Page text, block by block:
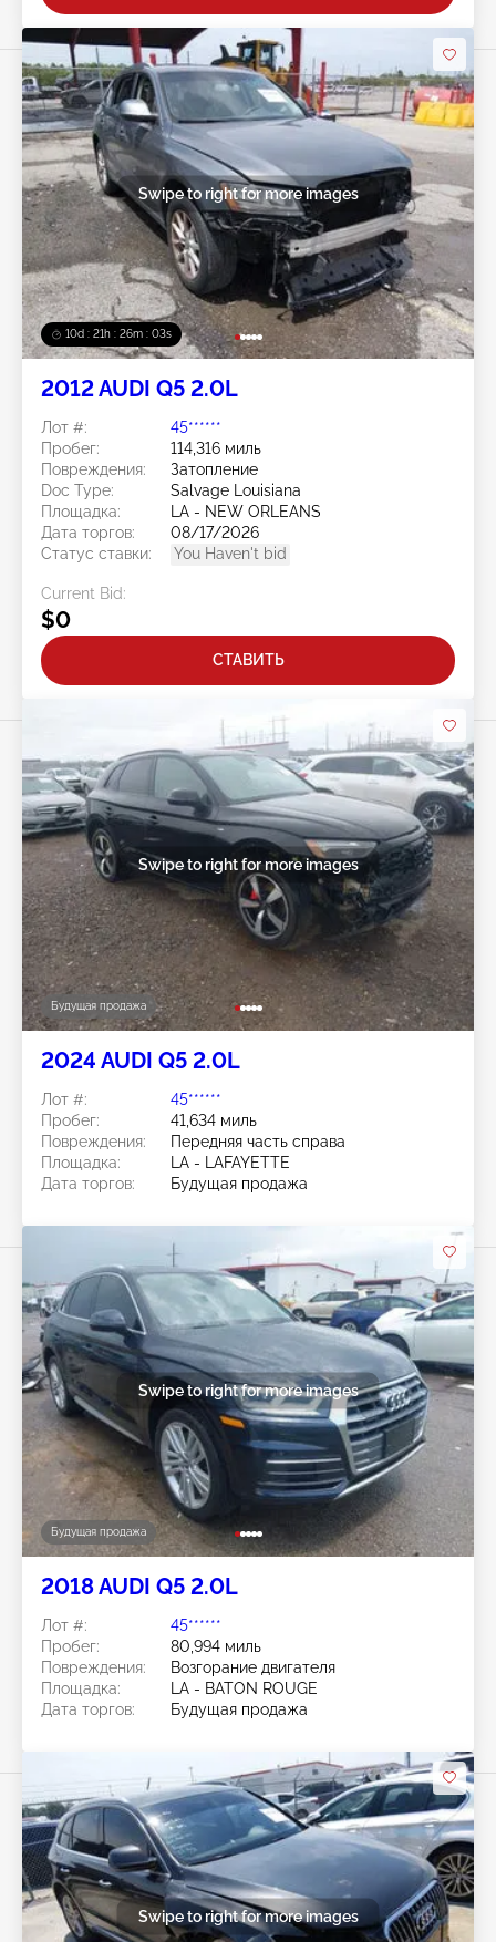
10d : 21h : 26m : 01s
Swipe to right for more images
2012 AUDI Q5 2.0L
Лот #:
45******
Пробег:
114,316 миль
Повреждения:
Затопление
Doc Type:
Salvage Louisiana
Площадка:
LA - NEW ORLEANS
Дата торгов:
08/17/2026
Статус ставки:
You Haven't bid
Current Bid:
$0
СТАВИТЬ
Будущая продажа
Swipe to right for more images
2024 AUDI Q5 2.0L
Лот #:
45******
Пробег:
41,634 миль
Повреждения:
Передняя часть справа
Площадка:
LA - LAFAYETTE
Дата торгов:
Будущая продажа
Будущая продажа
Swipe to right for more images
2018 AUDI Q5 2.0L
Лот #:
45******
Пробег:
80,994 миль
Повреждения:
Возгорание двигателя
Площадка:
LA - BATON ROUGE
Дата торгов:
Будущая продажа
Swipe to right for more images